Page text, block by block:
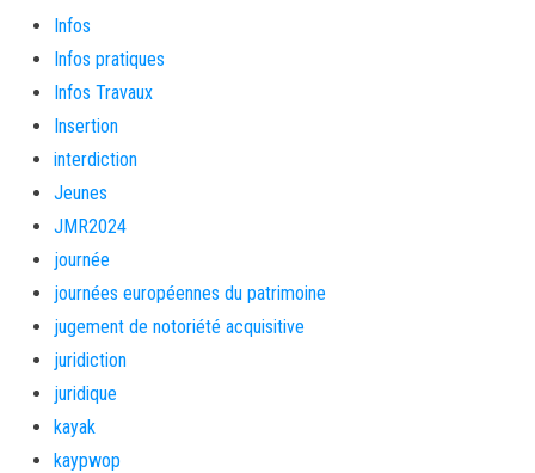
Infos
Infos pratiques
Infos Travaux
Insertion
interdiction
Jeunes
JMR2024
journée
journées européennes du patrimoine
jugement de notoriété acquisitive
juridiction
juridique
kayak
kaypwop